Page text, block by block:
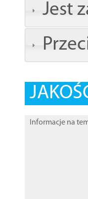
Jest
Informacje na